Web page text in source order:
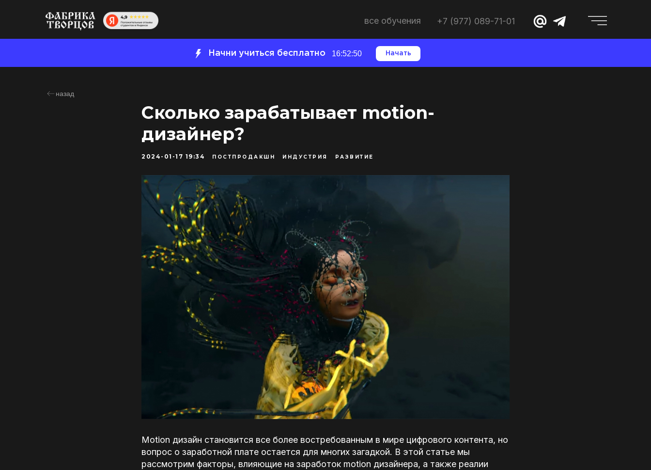
все обучения +7 (977) 089-71-01
16:52:49
Начни учиться бесплатно Начать
назад
Сколько зарабатывает motion-
дизайнер?
2024-01-17 19:34 ПОСТПРОДАКШН ИНДУСТРИЯ РАЗВИТИЕ
Motion дизайн становится все более востребованным в мире цифрового контента, но
вопрос о заработной плате остается для многих загадкой. В этой статье мы
рассмотрим факторы, влияющие на заработок motion дизайнера, а также реалии